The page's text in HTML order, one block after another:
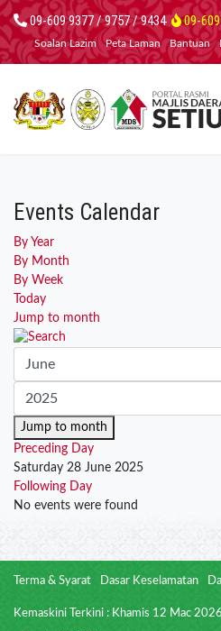
09-609 9377 / 9757 / 9434 09-609
Soalan Lazim Peta Laman Bantuan
Events Calendar
By Year
By Month
By Week
Today
Jump to month
Jump to month
Preceding Day
Saturday 28 June 2025
Following Day
No events were found
Terma & Syarat Dasar Keselamatan
Kemaskini Terkini : Khamis 12 Mac